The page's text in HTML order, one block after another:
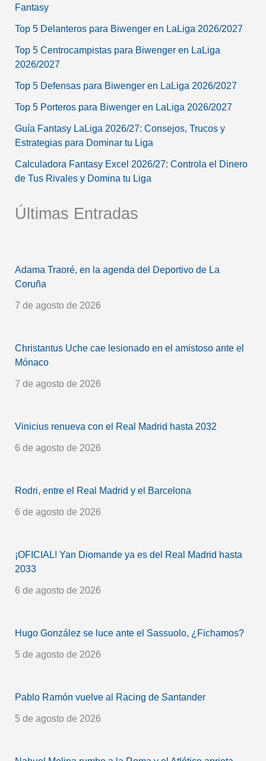
Fantasy
Top 5 Delanteros para Biwenger en LaLiga 2026/2027
Top 5 Centrocampistas para Biwenger en LaLiga
2026/2027
Top 5 Defensas para Biwenger en LaLiga 2026/2027
Top 5 Porteros para Biwenger en LaLiga 2026/2027
Guía Fantasy LaLiga 2026/27: Consejos, Trucos y
Estrategias para Dominar tu Liga
Calculadora Fantasy Excel 2026/27: Controla el Dinero
de Tus Rivales y Domina tu Liga
Últimas Entradas
Adama Traoré, en la agenda del Deportivo de La
Coruña
7 de agosto de 2026
Christantus Uche cae lesionado en el amistoso ante el
Mónaco
7 de agosto de 2026
Vinicius renueva con el Real Madrid hasta 2032
6 de agosto de 2026
Rodri, entre el Real Madrid y el Barcelona
6 de agosto de 2026
¡OFICIAL! Yan Diomande ya es del Real Madrid hasta
2033
6 de agosto de 2026
Hugo González se luce ante el Sassuolo, ¿Fichamos?
5 de agosto de 2026
Pablo Ramón vuelve al Racing de Santander
5 de agosto de 2026